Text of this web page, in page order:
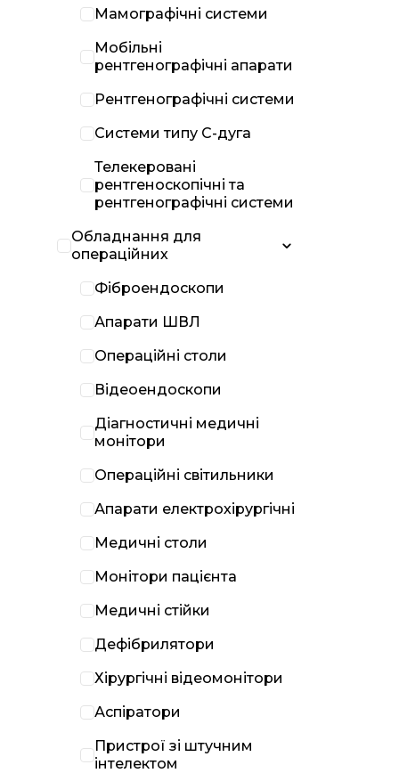
Мамографічні системи
Мобільні
рентгенографічні апарати
Рентгенографічні системи
Системи типу С-дуга
Телекеровані
рентгеноскопічні та
рентгенографічні системи
Обладнання для
операційних
Фіброендоскопи
Апарати ШВЛ
Операційні столи
Відеоендоскопи
Діагностичні медичні
монітори
Операційні світильники
Апарати електрохірургічні
Медичні столи
Монітори пацієнта
Медичні стійки
Дефібрилятори
Хірургічні відеомонітори
Аспіратори
Пристрої зі штучним
інтелектом